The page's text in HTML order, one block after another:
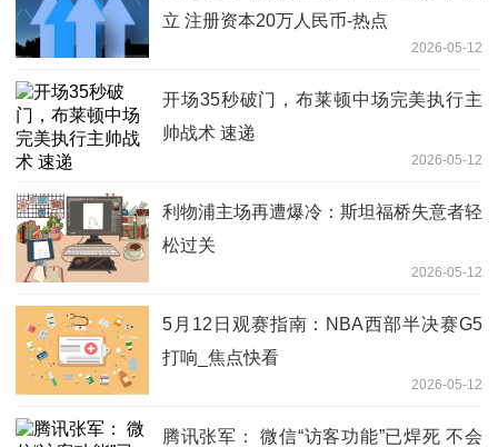
立 注册资本20万人民币-热点
2026-05-12
开场35秒破门，布莱顿中场完美执行主
帅战术 速递
2026-05-12
利物浦主场再遭爆冷：斯坦福桥失意者轻
松过关
2026-05-12
5月12日观赛指南：NBA西部半决赛G5
打响_焦点快看
2026-05-12
腾讯张军： 微信“访客功能”已焊死 不会